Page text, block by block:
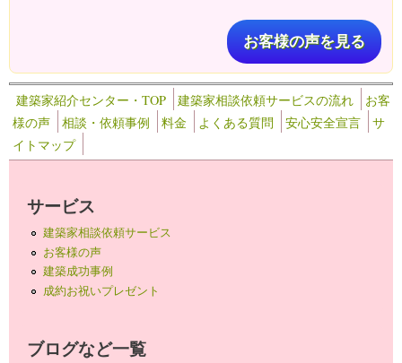
お客様の声を見る
建築家紹介センター・TOP 建築家相談依頼サービスの流れ
お客
様の声
相談・依頼事例 料金 よくある質問 安心安全宣言
サ
イトマップ
サービス
建築家相談依頼サービス
お客様の声
建築成功事例
成約お祝いプレゼント
ブログなど一覧